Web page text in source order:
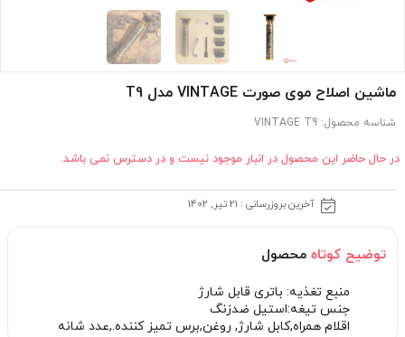
ماشین اصلاح موی صورت VINTAGE مدل T9
شناسه محصول: VINTAGE T9
در حال حاضر این محصول در انبار موجود نیست و در دسترس نمی باشد.
آخرین بروزرسانی : 21 تیر, 1402
توضیح کوتاه محصول
منبع تغذیه: باتری قابل شارژ
جنس تیغه:استیل ضدزنگ
اقلام همراه,کابل شارژ, روغن,برس تمیز کننده.,عدد شانه